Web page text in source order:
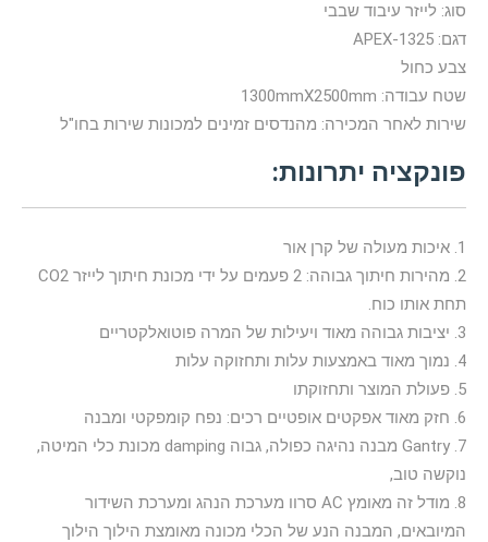
סוג: לייזר עיבוד שבבי
דגם: APEX-1325
צבע כחול
שטח עבודה: 1300mmX2500mm
שירות לאחר המכירה: מהנדסים זמינים למכונות שירות בחו"ל
פונקציה יתרונות:
1. איכות מעולה של קרן אור
2. מהירות חיתוך גבוהה: 2 פעמים על ידי מכונת חיתוך לייזר CO2
תחת אותו כוח.
3. יציבות גבוהה מאוד ויעילות של המרה פוטואלקטריים
4. נמוך מאוד באמצעות עלות ותחזוקה עלות
5. פעולת המוצר ותחזוקתו
6. חזק מאוד אפקטים אופטיים רכים: נפח קומפקטי ומבנה
7. Gantry מבנה נהיגה כפולה, גבוה damping מכונת כלי המיטה,
נוקשה טוב,
8. מודל זה מאומץ AC סרוו מערכת הנהג ומערכת השידור
המיובאים, המבנה הנע של הכלי מכונה מאומצת הילוך הילוך